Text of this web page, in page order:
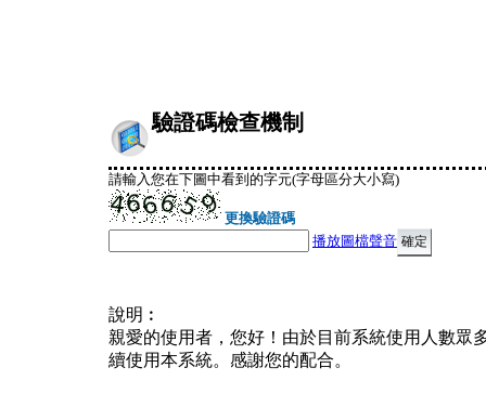
驗證碼檢查機制
請輸入您在下圖中看到的字元(字母區分大小寫)
更換驗證碼
播放圖檔聲音
說明︰
親愛的使用者，您好！由於目前系統使用人數眾
續使用本系統。感謝您的配合。